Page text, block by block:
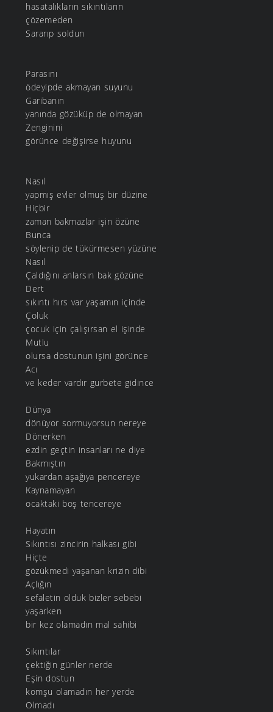
hasatalıkların sıkıntıların
çözemeden
Sararıp soldun
Parasını
ödeyipde akmayan suyunu
Garibanın
yanında gözüküp de olmayan
Zenginini
görünce değişirse huyunu
Nasıl
yapmış evler olmuş bir düzine
Hiçbir
zaman bakmazlar işin özüne
Bunca
söylenip de tükürmesen yüzüne
Nasıl
Çaldığını anlarsın bak gözüne
Dert
sıkıntı hırs var yaşamın içinde
Çoluk
çocuk için çalışırsan el işinde
Mutlu
olursa dostunun işini görünce
Acı
ve keder vardır gurbete gidince
Dünya
dönüyor sormuyorsun nereye
Dönerken
ezdin geçtin insanları ne diye
Bakmıştın
yukardan aşağıya pencereye
Kaynamayan
ocaktaki boş tencereye
Hayatın
Sıkıntısı zincirin halkası gibi
Hiçte
gözükmedi yaşanan krizin dibi
Açlığın
sefaletin olduk bizler sebebi
yaşarken
bir kez olamadın mal sahibi
Sıkıntılar
çektiğin günler nerde
Eşin dostun
komşu olamadın her yerde
Olmadı